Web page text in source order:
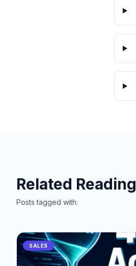
Related Reading
Posts tagged with:
SALES